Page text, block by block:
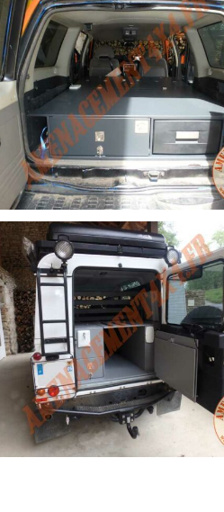
PATROL Y61 (SUR MESURE)